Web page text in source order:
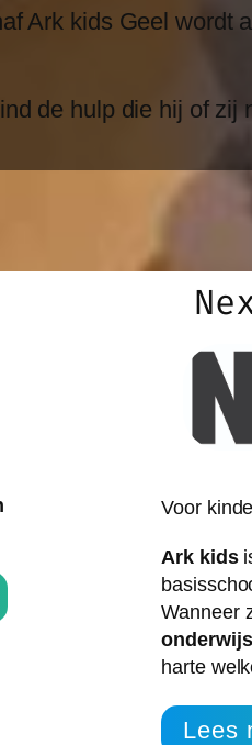
Ark kids Geel wordt
de hulp die hij of zij
Voor
Ark kids
Wanneer
harte
Lees